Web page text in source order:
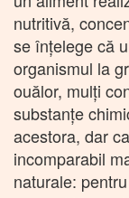
nutritivă,
se înțelege că
organismul la
ouălor, mulți
substanțe
acestora, dar
incomparabil
naturale: